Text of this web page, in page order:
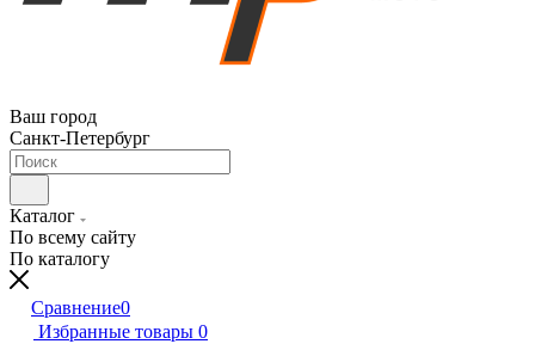
Ваш город
Санкт-Петербург
Каталог
По всему сайту
По каталогу
Сравнение0
Избранные товары 0